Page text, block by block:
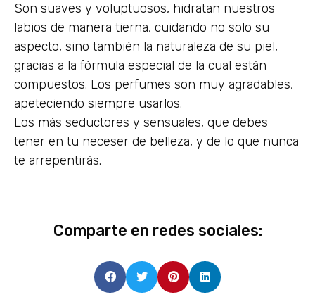
Son suaves y voluptuosos, hidratan nuestros
labios de manera tierna, cuidando no solo su
aspecto, sino también la naturaleza de su piel,
gracias a la fórmula especial de la cual están
compuestos. Los perfumes son muy agradables,
apeteciendo siempre usarlos.
Los más seductores y sensuales, que debes
tener en tu neceser de belleza, y de lo que nunca
te arrepentirás.
Comparte en redes sociales: